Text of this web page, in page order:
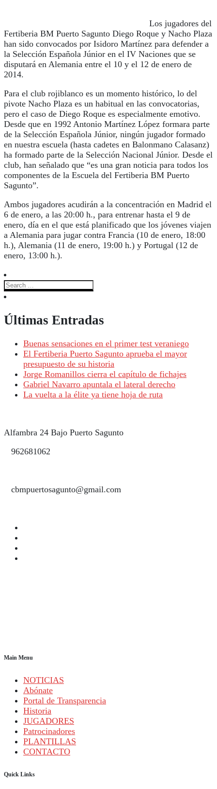
Los jugadores del
Fertiberia BM Puerto Sagunto Diego Roque y Nacho Plaza
han sido convocados por Isidoro Martínez para defender a
la Selección Española Júnior en el IV Naciones que se
disputará en Alemania entre el 10 y el 12 de enero de
2014.
Para el club rojiblanco es un momento histórico, lo del
pivote Nacho Plaza es un habitual en las convocatorias,
pero el caso de Diego Roque es especialmente emotivo.
Desde que en 1992 Antonio Martínez López formara parte
de la Selección Española Júnior, ningún jugador formado
en nuestra escuela (hasta cadetes en Balonmano Calasanz)
ha formado parte de la Selección Nacional Júnior. Desde el
club, han señalado que “es una gran noticia para todos los
componentes de la Escuela del Fertiberia BM Puerto
Sagunto”.
Ambos jugadores acudirán a la concentración en Madrid el
6 de enero, a las 20:00 h., para entrenar hasta el 9 de
enero, día en el que está planificado que los jóvenes viajen
a Alemania para jugar contra Francia (10 de enero, 18:00
h.), Alemania (11 de enero, 19:00 h.) y Portugal (12 de
enero, 13:00 h.).
Últimas Entradas
Buenas sensaciones en el primer test veraniego
El Fertiberia Puerto Sagunto aprueba el mayor
presupuesto de su historia
Jorge Romanillos cierra el capítulo de fichajes
Gabriel Navarro apuntala el lateral derecho
La vuelta a la élite ya tiene hoja de ruta
Alfambra 24 Bajo Puerto Sagunto
962681062
cbmpuertosagunto@gmail.com
Main Menu
NOTICIAS
Abónate
Portal de Transparencia
Historia
JUGADORES
Patrocinadores
PLANTILLAS
CONTACTO
Quick Links